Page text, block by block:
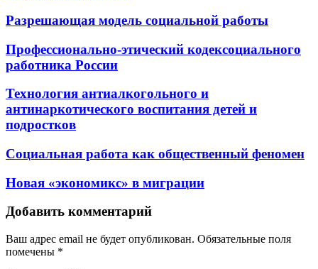
Разрешающая модель социальной работы
Профессионально-этический кодексоциального
работника России
Технология антиалкогольного и
антинаркотического воспитания детей и
подростков
Социальная работа как общественный феномен
Новая «экономикс» в миграции
Добавить комментарий
Ваш адрес email не будет опубликован. Обязательные поля
помечены *